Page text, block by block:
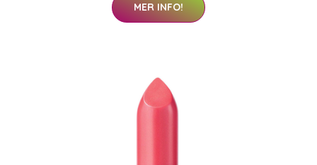
MER INFO!